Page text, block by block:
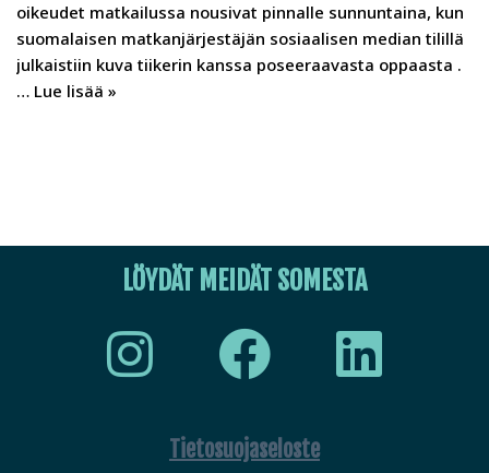
oikeudet matkailussa nousivat pinnalle sunnuntaina, kun
suomalaisen matkanjärjestäjän sosiaalisen median tilillä
julkaistiin kuva tiikerin kanssa poseeraavasta oppaasta .
… Lue lisää »
LÖYDÄT MEIDÄT SOMESTA
Tietosuojaseloste